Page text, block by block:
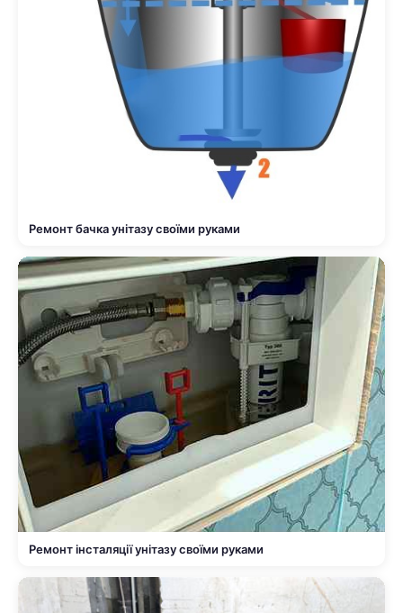
Ремонт бачка унітазу своїми руками
Ремонт інсталяції унітазу своїми руками